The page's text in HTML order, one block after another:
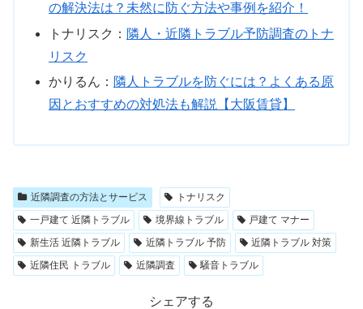
の解決法は？未然に防ぐ方法や事例を紹介！
トナリスク： 隣人・近隣トラブル予防調査のトナ
リスク
かりるん： 隣人トラブルを防ぐには？よくある原
因とおすすめの対処法も解説【大阪賃貸】
近隣調査の方法とサービス
トナリスク
一戸建て 近隣トラブル
境界線トラブル
戸建て マナー
新生活 近隣トラブル
近隣トラブル 予防
近隣トラブル 対策
近隣住民 トラブル
近隣調査 騒音トラブル
シェアする